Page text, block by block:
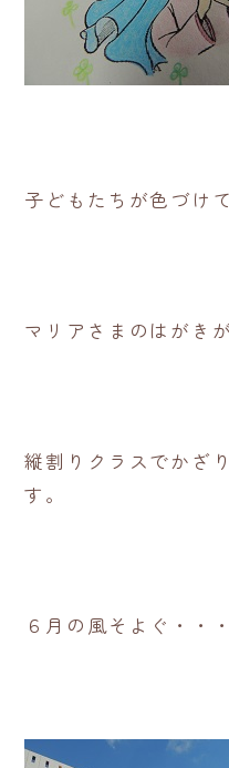
子どもたちが色づけ
マリアさまのはがき
縦割りクラスでかざ
す。
６月の風そよぐ・・